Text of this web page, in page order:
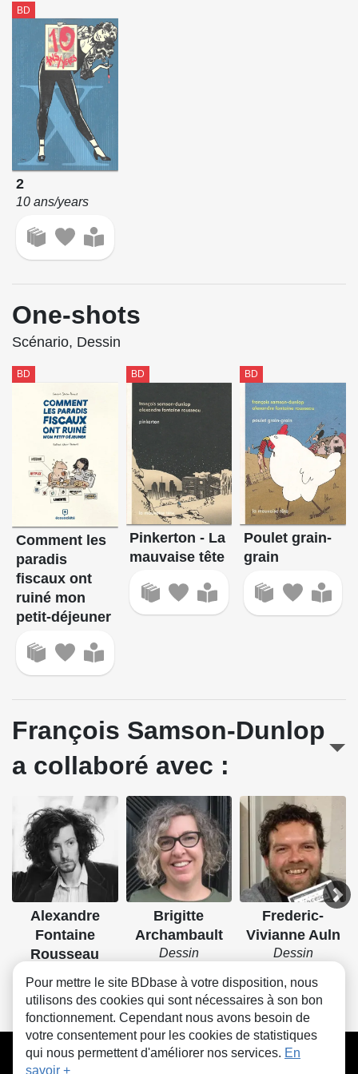
BD
2
10 ans/years
One-shots
Scénario, Dessin
BD
Comment les
paradis
fiscaux ont
ruiné mon
petit-déjeuner
BD
Pinkerton - La
mauvaise tête
BD
Poulet grain-
grain
François Samson-Dunlop
a collaboré avec :
Alexandre
Fontaine
Rousseau
Brigitte
Archambault
Dessin
Frederic-
Vivianne Auln
Dessin
CGU FAQ Contact Cookies
Pour mettre le site BDbase à votre disposition, nous
utilisons des cookies qui sont nécessaires à son bon
fonctionnement. Cependant nous avons besoin de
votre consentement pour les cookies de statistiques
qui nous permettent d'améliorer nos services. En
savoir +